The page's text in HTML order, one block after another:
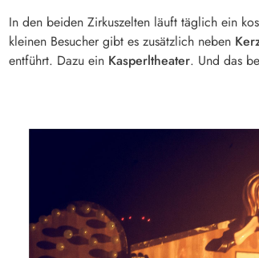
In den beiden Zirkuszelten läuft täglich ein
kleinen Besucher gibt es zusätzlich neben
entführt. Dazu ein Kasperltheater. Und das